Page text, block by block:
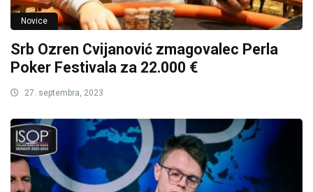
Novice
Srb Ozren Cvijanović zmagovalec Perla
Poker Festivala za 22.000 €
27. septembra, 2023